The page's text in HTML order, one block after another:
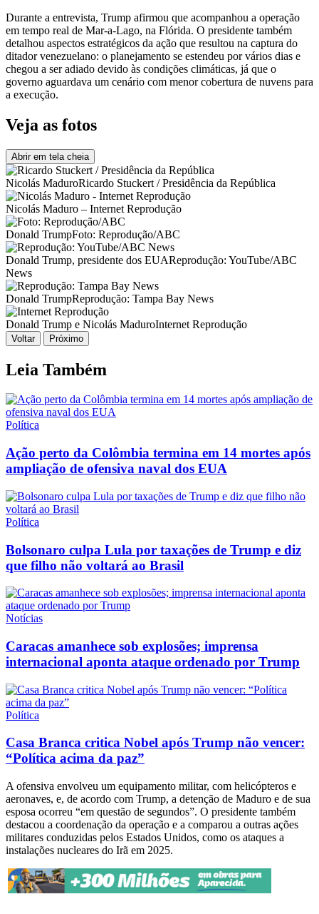
Durante a entrevista, Trump afirmou que acompanhou a operação
em tempo real de Mar-a-Lago, na Flórida. O presidente também
detalhou aspectos estratégicos da ação que resultou na captura do
ditador venezuelano: o planejamento se estendeu por vários dias e
chegou a ser adiado devido às condições climáticas, já que o
governo aguardava um cenário com menor cobertura de nuvens para
a execução.
Veja as fotos
Abrir em tela cheia
Nicolás MaduroRicardo Stuckert / Presidência da República
Nicolás Maduro – Internet Reprodução
Donald TrumpFoto: Reprodução/ABC
Donald Trump, presidente dos EUAReprodução: YouTube/ABC
News
Donald TrumpReprodução: Tampa Bay News
Donald Trump e Nicolás MaduroInternet Reprodução
Voltar Próximo
Leia Também
Política
Ação perto da Colômbia termina em 14 mortes após
ampliação de ofensiva naval dos EUA
Política
Bolsonaro culpa Lula por taxações de Trump e diz
que filho não voltará ao Brasil
Notícias
Caracas amanhece sob explosões; imprensa
internacional aponta ataque ordenado por Trump
Política
Casa Branca critica Nobel após Trump não vencer:
“Política acima da paz”
A ofensiva envolveu um equipamento militar, com helicópteros e
aeronaves, e, de acordo com Trump, a detenção de Maduro e de sua
esposa ocorreu “em questão de segundos”. O presidente também
destacou a coordenação da operação e a comparou a outras ações
militares conduzidas pelos Estados Unidos, como os ataques a
instalações nucleares do Irã em 2025.